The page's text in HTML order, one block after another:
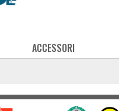
ACCESSORI